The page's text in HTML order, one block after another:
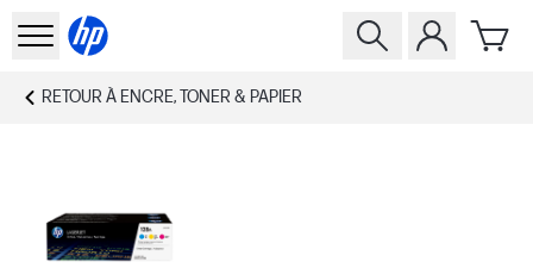
RETOUR À ENCRE, TONER & PAPIER